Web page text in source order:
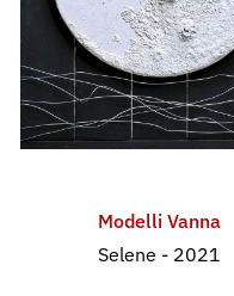
Modelli Vanna
Selene - 2021